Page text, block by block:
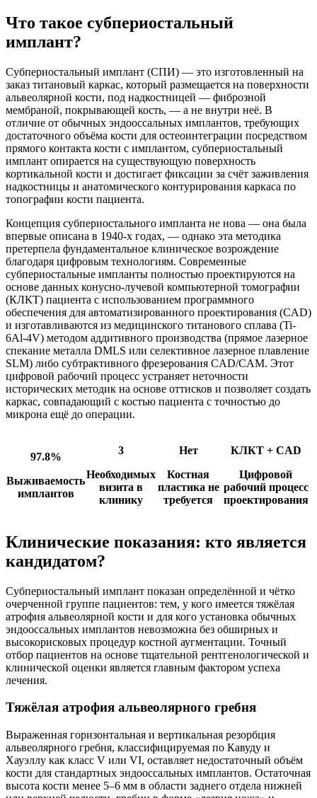
Что такое субпериостальный
имплант?
Субпериостальный имплант (СПИ) — это изготовленный на
заказ титановый каркас, который размещается на поверхности
альвеолярной кости, под надкостницей — фиброзной
мембраной, покрывающей кость, — а не внутри неё. В
отличие от обычных эндооссальных имплантов, требующих
достаточного объёма кости для остеоинтеграции посредством
прямого контакта кости с имплантом, субпериостальный
имплант опирается на существующую поверхность
кортикальной кости и достигает фиксации за счёт заживления
надкостницы и анатомического контурирования каркаса по
топографии кости пациента.
Концепция субпериостального импланта не нова — она была
впервые описана в 1940-х годах, — однако эта методика
претерпела фундаментальное клиническое возрождение
благодаря цифровым технологиям. Современные
субпериостальные импланты полностью проектируются на
основе данных конусно-лучевой компьютерной томографии
(КЛКТ) пациента с использованием программного
обеспечения для автоматизированного проектирования (CAD)
и изготавливаются из медицинского титанового сплава (Ti-
6Al-4V) методом аддитивного производства (прямое лазерное
спекание металла DMLS или селективное лазерное плавление
SLM) либо субтрактивного фрезерования CAD/CAM. Этот
цифровой рабочий процесс устраняет неточности
исторических методик на основе оттисков и позволяет создать
каркас, совпадающий с костью пациента с точностью до
микрона ещё до операции.
97.8%
Выживаемость
имплантов
3
Необходимых
визита в
клинику
Нет
Костная
пластика не
требуется
КЛКТ + CAD
Цифровой
рабочий процесс
проектирования
Клинические показания: кто является
кандидатом?
Субпериостальный имплант показан определённой и чётко
очерченной группе пациентов: тем, у кого имеется тяжёлая
атрофия альвеолярной кости и для кого установка обычных
эндооссальных имплантов невозможна без обширных и
высокорисковых процедур костной аугментации. Точный
отбор пациентов на основе тщательной рентгенологической и
клинической оценки является главным фактором успеха
лечения.
Тяжёлая атрофия альвеолярного гребня
Выраженная горизонтальная и вертикальная резорбция
альвеолярного гребня, классифицируемая по Кавуду и
Хауэллу как класс V или VI, оставляет недостаточный объём
кости для стандартных эндооссальных имплантов. Остаточная
высота кости менее 5–6 мм в области заднего отдела нижней